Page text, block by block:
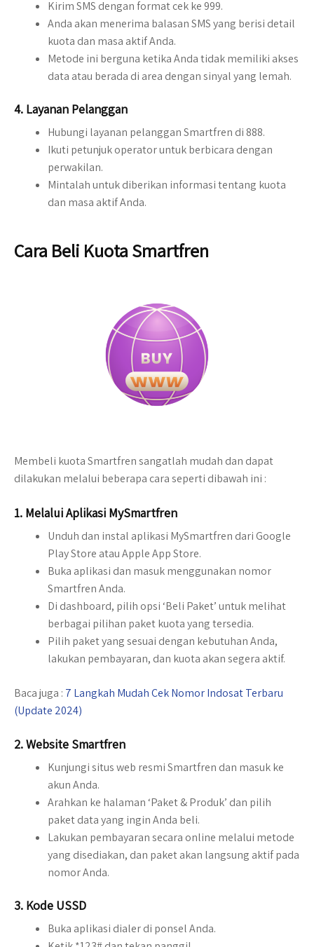
Kirim SMS dengan format cek ke 999.
Anda akan menerima balasan SMS yang berisi detail
kuota dan masa aktif Anda.
Metode ini berguna ketika Anda tidak memiliki akses
data atau berada di area dengan sinyal yang lemah.
4. Layanan Pelanggan
Hubungi layanan pelanggan Smartfren di 888.
Ikuti petunjuk operator untuk berbicara dengan
perwakilan.
Mintalah untuk diberikan informasi tentang kuota
dan masa aktif Anda.
Cara Beli Kuota Smartfren
Membeli kuota Smartfren sangatlah mudah dan dapat
dilakukan melalui beberapa cara seperti dibawah ini :
1. Melalui Aplikasi MySmartfren
Unduh dan instal aplikasi MySmartfren dari Google
Play Store atau Apple App Store.
Buka aplikasi dan masuk menggunakan nomor
Smartfren Anda.
Di dashboard, pilih opsi ‘Beli Paket’ untuk melihat
berbagai pilihan paket kuota yang tersedia.
Pilih paket yang sesuai dengan kebutuhan Anda,
lakukan pembayaran, dan kuota akan segera aktif.
Baca juga : 7 Langkah Mudah Cek Nomor Indosat Terbaru
(Update 2024)
2.Website Smartfren
Kunjungi situs web resmi Smartfren dan masuk ke
akun Anda.
Arahkan ke halaman ‘Paket & Produk’ dan pilih
paket data yang ingin Anda beli.
Lakukan pembayaran secara online melalui metode
yang disediakan, dan paket akan langsung aktif pada
nomor Anda.
3. Kode USSD
Buka aplikasi dialer di ponsel Anda.